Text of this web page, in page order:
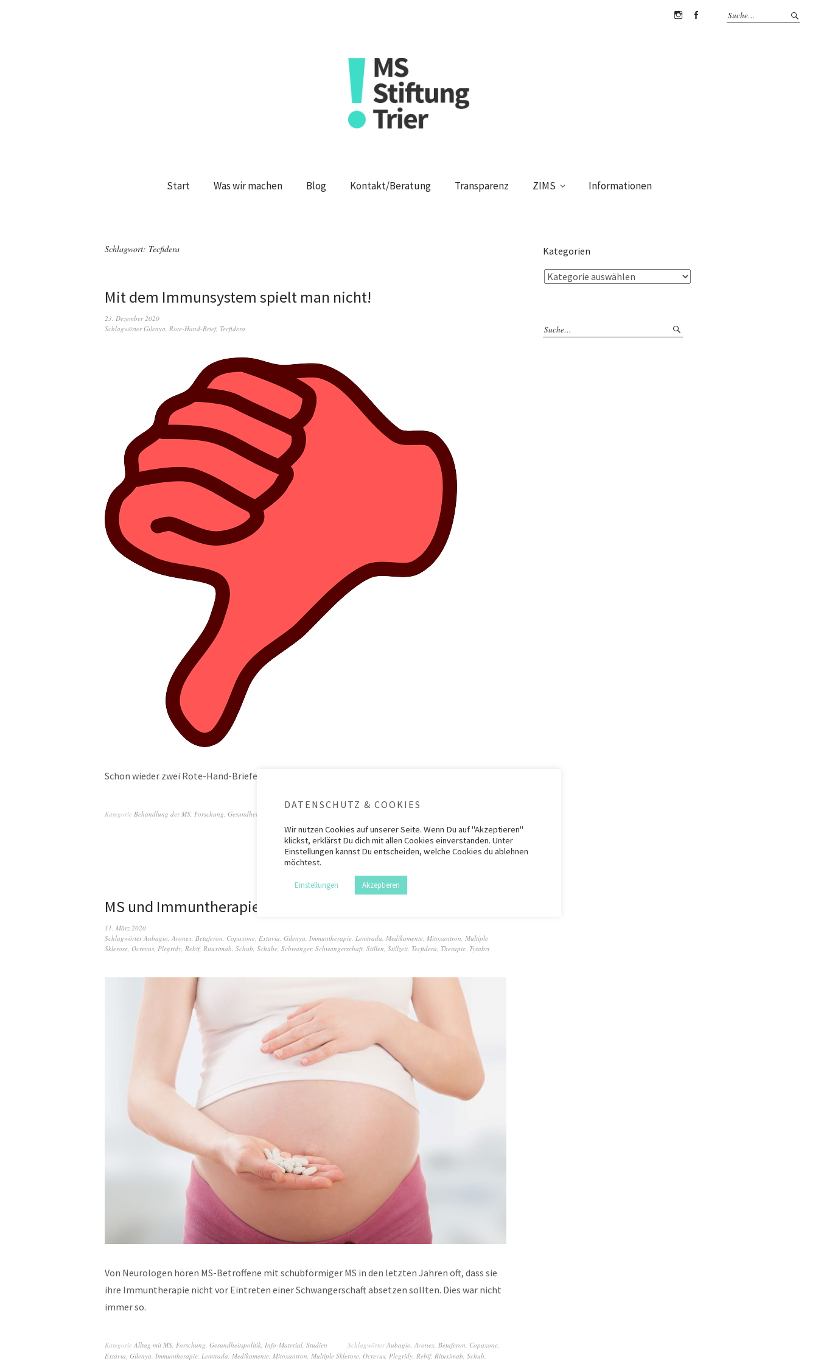
Start Was wir machen Blog Kontakt/Beratung Transparenz ZIMS Informationen
Schlagwort: Tecfidera
Mit dem Immunsystem spielt man nicht!
23. Dezember 2020
SchlagwörterGilenya, Rote-Hand-Brief, Tecfidera
Schon wieder zwei Rote-Hand-Briefe!
Kategorie Behandlung der MS, Forschung, Gesundheitspolitik
MS und Immuntherapie in der Schwangerschaft
11. März 2020
SchlagwörterAubagio, Avonex, Betaferon, Copaxone, Extavia, Gilenya, Immuntherapie, Lemtrada, Medikamente, Mitoxantron, Multiple
Sklerose, Ocrevus, Plegridy, Rebif, Rituximab, Schub, Schübe, Schwanger, Schwangerschaft, Stillen, Stillzeit, Tecfidera, Therapie, Tysabri
Von Neurologen hören MS-Betroffene mit schubförmiger MS in den letzten Jahren oft, dass sie
ihre Immuntherapie nicht vor Eintreten einer Schwangerschaft absetzen sollten. Dies war nicht
immer so.
Kategorie Alltag mit MS, Forschung, Gesundheitspolitik, Info-Material, Studien SchlagwörterAubagio, Avonex, Betaferon, Copaxone,
Extavia, Gilenya, Immuntherapie, Lemtrada, Medikamente, Mitoxantron, Multiple Sklerose, Ocrevus, Plegridy, Rebif, Rituximab, Schub,
Kategorien
DATENSCHUTZ & COOKIES
Wir nutzen Cookies auf unserer Seite. Wenn Du auf "Akzeptieren"
klickst, erklärst Du dich mit allen Cookies einverstanden. Unter
Einstellungen kannst Du entscheiden, welche Cookies du ablehnen
möchtest.
Einstellungen Akzeptieren